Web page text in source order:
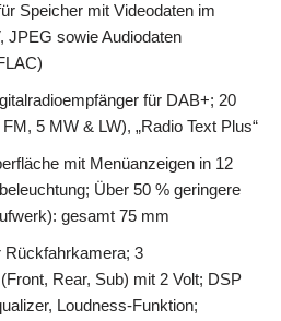
Speicher mit Videodaten im
JPEG sowie Audiodaten
für DAB+; 20
5 MW & LW), „Radio Text Plus“
mit Menüanzeigen in 12
Über 50 % geringere
gesamt 75 mm
Rückfahrkamera; 3
Rear, Sub) mit 2 Volt; DSP
Loudness-Funktion;